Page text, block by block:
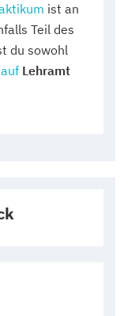
ist an
Teil des
du sowohl
auf Lehramt